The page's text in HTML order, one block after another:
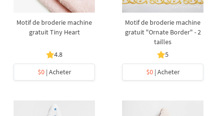
Motif de broderie machine
gratuit Tiny Heart
4.8
$0| Acheter
Motif de broderie machine
gratuit "Ornate Border" - 2
tailles
5
$0| Acheter